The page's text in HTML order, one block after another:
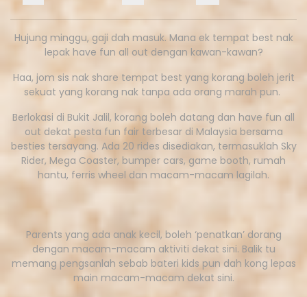
Hujung minggu, gaji dah masuk. Mana ek tempat best nak
lepak have fun all out dengan kawan-kawan?
Haa, jom sis nak share tempat best yang korang boleh jerit
sekuat yang korang nak tanpa ada orang marah pun.
Berlokasi di Bukit Jalil, korang boleh datang dan have fun all
out dekat pesta fun fair terbesar di Malaysia bersama
besties tersayang. Ada 20 rides disediakan, termasuklah Sky
Rider, Mega Coaster, bumper cars, game booth, rumah
hantu, ferris wheel dan macam-macam lagilah.
Parents yang ada anak kecil, boleh ‘penatkan’ dorang
dengan macam-macam aktiviti dekat sini. Balik tu
memang pengsanlah sebab bateri kids pun dah kong lepas
main macam-macam dekat sini.